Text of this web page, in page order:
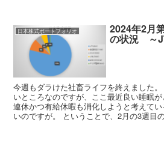
日本株式ポートフォリオ 2024年2月
の状況 ～
今週もダラけた社畜ライフを終えました
いところなのですが、ここ最近良い睡眠
連休かつ有給休暇も消化しようと考えて
いのですが。 ということで、2月の3週目